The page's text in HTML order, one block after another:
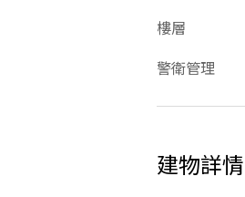
樓層
警衛管理
建物詳情